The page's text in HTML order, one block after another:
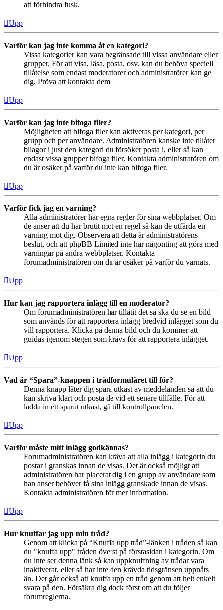
att förhindra fusk.
Upp
Varför kan jag inte komma åt en kategori?
Vissa kategorier kan vara begränsade till vissa användare eller
grupper. För att visa, läsa, posta, osv. kan du behöva speciell
tillåtelse som endast moderatorer och administratörer kan ge
dig. Pröva att kontakta dem.
Upp
Varför kan jag inte bifoga filer?
Möjligheten att bifoga filer kan aktiveras per kategori, per
grupp och per användare. Administratören kanske inte tillåter
bilagor i just den kategori du försöker posta i, eller så kan
endast vissa grupper bifoga filer. Kontakta administratören om
du är osäker på varför du inte kan bifoga filer.
Upp
Varför fick jag en varning?
Alla administratörer har egna regler för sina webbplatser. Om
de anser att du har brutit mot en regel så kan de utfärda en
varning mot dig. Observera att detta är administratörens
beslut, och att phpBB Limited inte har någonting att göra med
varningar på andra webbplatser. Kontakta
forumadministratören om du är osäker på varför du varnats.
Upp
Hur kan jag rapportera inlägg till en moderator?
Om forumadministratören har tillåtit det så ska du se en bild
som används för att rapportera inlägg bredvid inlägget som du
vill rapportera. Klicka på denna bild och du kommer att
guidas igenom stegen som krävs för att rapportera inlägget.
Upp
Vad är “Spara”-knappen i trådformuläret till för?
Denna knapp låter dig spara utkast av meddelanden så att du
kan skriva klart och posta de vid ett senare tillfälle. För att
ladda in ett sparat utkast, gå till kontrollpanelen.
Upp
Varför måste mitt inlägg godkännas?
Forumadministratören kan kräva att alla inlägg i kategorin du
postar i granskas innan de visas. Det är också möjligt att
administratören har placerat dig i en grupp av användare som
han anser behöver få sina inlägg granskade innan de visas.
Kontakta administratören för mer information.
Upp
Hur knuffar jag upp min tråd?
Genom att klicka på “Knuffa upp tråd”-länken i tråden så kan
du "knuffa upp" tråden överst på förstasidan i kategorin. Om
du inte ser denna länk så kan uppknuffning av trådar vara
inaktiverat, eller så har inte den krävda tidsgränsen uppnåts
än. Det går också att knuffa upp en tråd genom att helt enkelt
svara på den. Försäkra dig dock först om att du följer
forumreglerna.